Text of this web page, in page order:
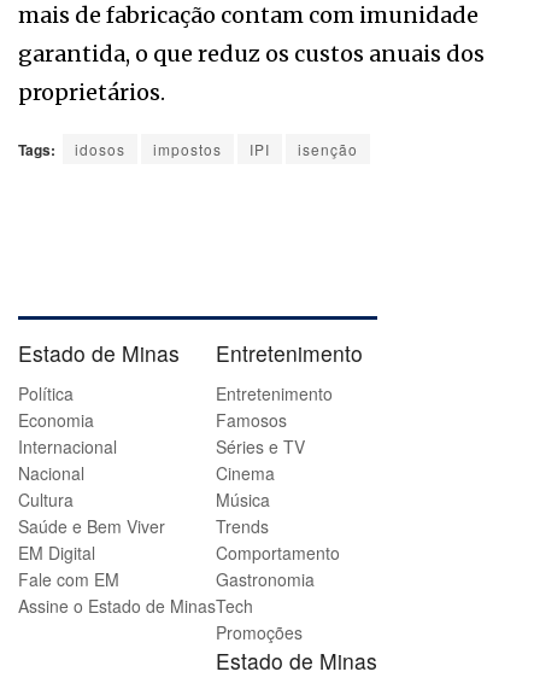
mais de fabricação contam com imunidade
garantida, o que reduz os custos anuais dos
proprietários.
Tags: idosos impostos IPI isenção
Estado de Minas
Política
Economia
Internacional
Nacional
Cultura
Saúde e Bem Viver
EM Digital
Fale com EM
Assine o Estado de Minas
Entretenimento
Entretenimento
Famosos
Séries e TV
Cinema
Música
Trends
Comportamento
Gastronomia
Tech
Promoções
Estado de Minas